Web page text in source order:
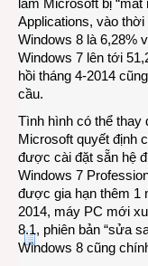
làm Microsoft bị “mất
Applications, vào
Windows 8 là 6,28%
Windows 7 lên tới
hồi tháng 4-2014
cầu.
Tình hình có thể thay
Microsoft quyết định
được cài đặt sẵn hệ
Windows 7
được gia hạn thêm 1
2014, máy PC mới
8.1, phiên bản “sửa
Windows 8 cũng